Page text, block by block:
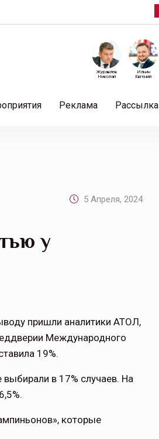
Ильин
Евгений
Журавлев
Николай
Реклама Рассылка
5 Апреля, 2024
у
пришли аналитики АТОЛ,
Международного
19%.
выбирали в 17% случаев. На
которые